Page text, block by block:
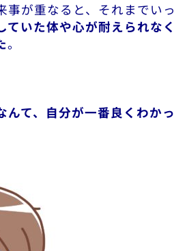
事が重なると、それまでいっ
ていた体や心が耐えられなく
。
んて、自分が一番良くわかっ